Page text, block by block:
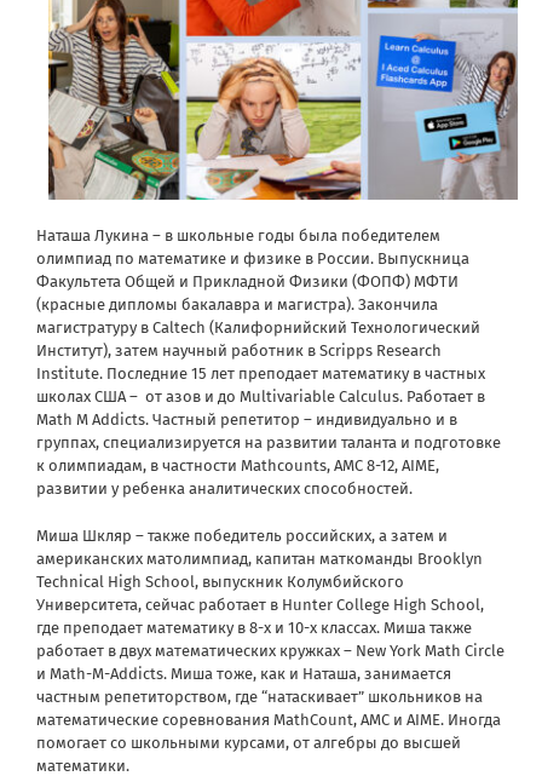
Наташа Лукина – в школьные годы была победителем
олимпиад по математике и физике в России. Выпускница
Факультета Общей и Прикладной Физики (ФОПФ) МФТИ
(красные дипломы бакалавра и магистра). Закончила
магистратуру в Caltech (Калифорнийский Технологический
Институт), затем научный работник в Scripps Research
Institute. Последние 15 лет преподает математику в частных
школах США – от азов и до Multivariable Calculus. Работает в
Math M Addicts. Частный репетитор – индивидуально и в
группах, специализируется на развитии таланта и подготовке
к олимпиадам, в частности Mathcounts, AMC 8-12, AIME,
развитии у ребенка аналитических способностей.
Миша Шкляр – также победитель российских, а затем и
американских матолимпиад, капитан маткоманды Brooklyn
Technical High School, выпускник Колумбийского
Университета, сейчас работает в Hunter College High School,
где преподает математику в 8-х и 10-х классах. Миша также
работает в двух математических кружках – New York Math Circle
и Math-M-Addicts. Миша тоже, как и Наташа, занимается
частным репетиторством, где “натаскивает” школьников на
математические соревнования MathCount, AMC и AIME. Иногда
помогает со школьными курсами, от алгебры до высшей
математики.